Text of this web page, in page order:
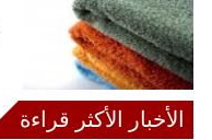
الأخبار الأكثر قراءة